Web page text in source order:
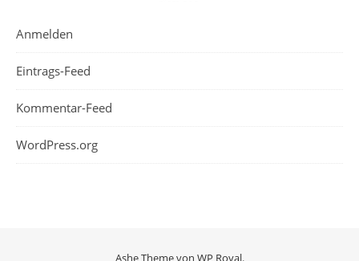
Anmelden
Eintrags-Feed
Kommentar-Feed
WordPress.org
Ashe Theme von WP Royal.